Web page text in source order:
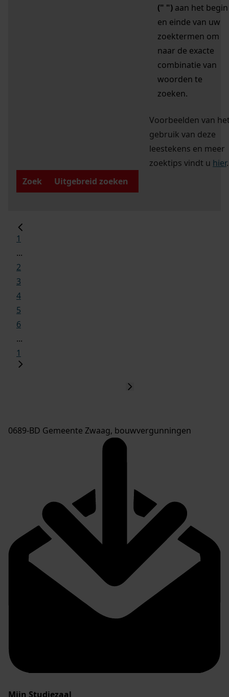
(" ") aan het begin
en einde van uw
zoektermen om
naar de exacte
combinatie van
woorden te
zoeken.
Voorbeelden van
gebruik van deze
leestekens en meer
zoektips vindt u hier.
Zoek
Uitgebreid zoeken
1
...
2
3
4
5
6
...
1
0689-BD Gemeente Zwaag, bouwvergunningen
Mijn Studiezaal